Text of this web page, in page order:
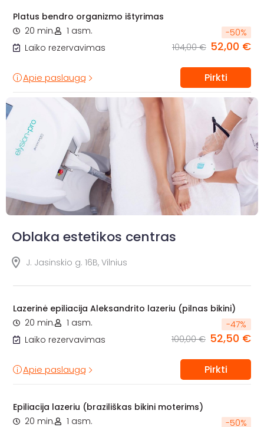
Platus bendro organizmo ištyrimas
20 min.
1 asm.
Laiko rezervavimas
-50%
104,00 € 52,00 €
Apie paslaugą Pirkti
Oblaka estetikos centras
J. Jasinskio g. 16B, Vilnius
Lazerinė epiliacija Aleksandrito lazeriu (pilnas bikini)
20 min.
1 asm.
Laiko rezervavimas
-47%
100,00 € 52,50 €
Apie paslaugą Pirkti
Epiliacija lazeriu (braziliškas bikini moterims)
20 min.
1 asm. -50%